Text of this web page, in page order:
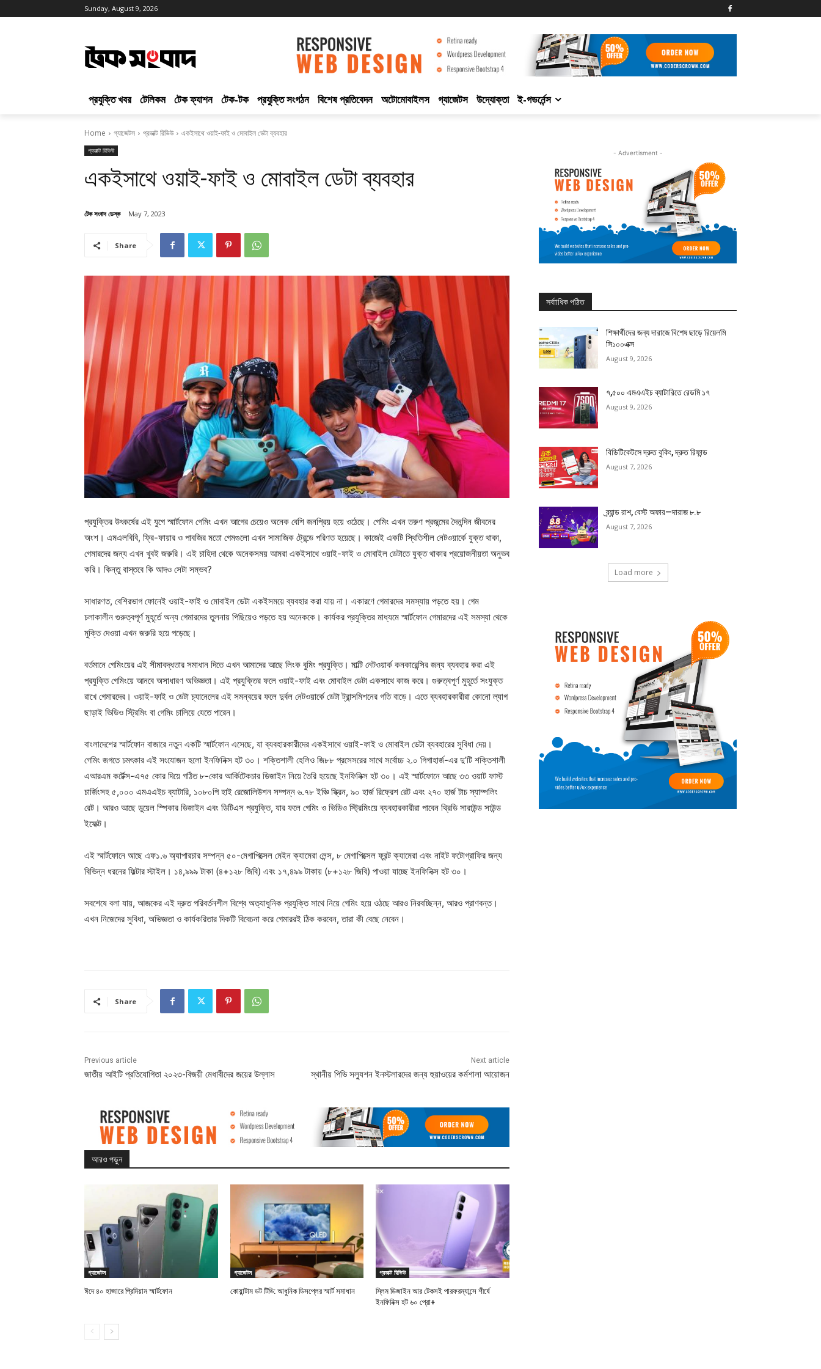
Sunday, August 9, 2026
প্রযুক্তি খবর টেলিকম টেক ফ্যাশন টেক-টক প্রযুক্তি সংগঠন বিশেষ প্রতিবেদন অটোমোবাইলস গ্যাজেটস উদ্যোক্তা ই-গভর্নেন্স
Home গ্যাজেটস প্রডাক্ট রিভিউ একইসাথে ওয়াই-ফাই ও মোবাইল ডেটা ব্যবহার
প্রডাক্ট রিভিউ
একইসাথে ওয়াই-ফাই ও মোবাইল ডেটা ব্যবহার
টেক সংবাদ ডেস্ক May 7, 2023
Share
প্রযুক্তির উৎকর্ষের এই যুগে স্মার্টফোন গেমিং এখন আগের চেয়েও অনেক বেশি জনপ্রিয় হয়ে ওঠেছে। গেমিং এখন তরুণ প্রজন্মের দৈনন্দিন জীবনের
অংশ। এমএলবিবি, ফ্রি-ফায়ার ও পাবজির মতো গেমগুলো এখন সামাজিক ট্রেন্ডে পরিণত হয়েছে। কাজেই একটি স্থিতিশীল নেটওয়ার্কে যুক্ত থাকা,
গেমারদের জন্য এখন খুবই জরুরি। এই চাহিদা থেকে অনেকসময় আমরা একইসাথে ওয়াই-ফাই ও মোবাইল ডেটাতে যুক্ত থাকার প্রয়োজনীয়তা অনুভব
করি। কিন্তু বাস্তবে কি আদও সেটা সম্ভব?
সাধারণত, বেশিরভাগ ফোনেই ওয়াই-ফাই ও মোবাইল ডেটা একইসময়ে ব্যবহার করা যায় না। একারণে গেমারদের সমস্যায় পড়তে হয়। গেম
চলাকালীন গুরুত্বপূর্ণ মুহূর্তে অন্য গেমারদের তুলনায় পিছিয়েও পড়তে হয় অনেককে। কার্যকর প্রযুক্তির মাধ্যমে স্মার্টফোন গেমারদের এই সমস্যা থেকে
মুক্তি দেওয়া এখন জরুরি হয়ে পড়েছে।
বর্তমানে গেমিংয়ের এই সীমাবদ্ধতার সমাধান দিতে এখন আমাদের আছে লিংক বুমিং প্রযুক্তি। মাল্টি নেটওয়ার্ক কনকারেন্সির জন্য ব্যবহার করা এই
প্রযুক্তি গেমিংয়ে আনবে অসাধারণ অভিজ্ঞতা। এই প্রযুক্তির ফলে ওয়াই-ফাই এবং মোবাইল ডেটা একসাথে কাজ করে। গুরুত্বপূর্ণ মুহূর্তে সংযুক্ত
রাখে গেমারদের। ওয়াই-ফাই ও ডেটা চ্যানেলের এই সমন্বয়ের ফলে দুর্বল নেটওয়ার্কে ডেটা ট্রান্সমিশনের গতি বাড়ে। এতে ব্যবহারকারীরা কোনো ল্যাগ
ছাড়াই ভিডিও স্ট্রিমিং বা গেমিং চালিয়ে যেতে পারেন।
বাংলাদেশের স্মার্টফোন বাজারে নতুন একটি স্মার্টফোন এসেছে, যা ব্যবহারকারীদের একইসাথে ওয়াই-ফাই ও মোবাইল ডেটা ব্যবহারের সুবিধা দেয়।
গেমিং জগতে চমৎকার এই সংযোজন হলো ইনফিনিক্স হট ৩০। শক্তিশালী হেলিও জি৮৮ প্রসেসরের সাথে সর্বোচ্চ ২.০ গিগাহার্জ-এর দু’টি শক্তিশালী
এআরএম কর্টেক্স-এ৭৫ কোর দিয়ে গঠিত ৮-কোর আর্কিটেকচার ডিজাইন নিয়ে তৈরি হয়েছে ইনফিনিক্স হট ৩০। এই স্মার্টফোনে আছে ৩৩ ওয়াট ফাস্ট
চার্জিংসহ ৫,০০০ এমএএইচ ব্যাটারি, ১০৮০পি হাই রেজোলিউশন সম্পন্ন ৬.৭৮ ইঞ্চি স্ক্রিন, ৯০ হার্জ রিফ্রেশ রেট এবং ২৭০ হার্জ টাচ স্যাম্পলিং
রেট। আরও আছে ডুয়েল স্পিকার ডিজাইন এবং ডিটিএস প্রযুক্তি, যার ফলে গেমিং ও ভিডিও স্ট্রিমিংয়ে ব্যবহারকারীরা পাবেন থ্রিডি সারাউন্ড সাউন্ড
ইফেক্ট।
এই স্মার্টফোনে আছে এফ১.৬ অ্যাপারচার সম্পন্ন ৫০-মেগাপিক্সেল মেইন ক্যামেরা লেন্স, ৮ মেগাপিক্সেল ফ্রন্ট ক্যামেরা এবং নাইট ফটোগ্রাফির জন্য
বিভিন্ন ধরনের ফিল্টার স্টাইল। ১৪,৯৯৯ টাকা (৪+১২৮ জিবি) এবং ১৭,৪৯৯ টাকায় (৮+১২৮ জিবি) পাওয়া যাচ্ছে ইনফিনিক্স হট ৩০।
সবশেষে বলা যায়, আজকের এই দ্রুত পরিবর্তনশীল বিশ্বে অত্যাধুনিক প্রযুক্তি সাথে নিয়ে গেমিং হয়ে ওঠছে আরও নিরবচ্ছিন্ন, আরও প্রাণবন্ত।
এখন নিজেদের সুবিধা, অভিজ্ঞতা ও কার্যকরিতার দিকটি বিবেচনা করে গেমাররই ঠিক করবেন, তারা কী বেছে নেবেন।
Share
Previous article
জাতীয় আইটি প্রতিযোগিতা ২০২৩-বিজয়ী মেধাবীদের জয়ের উল্লাস
Next article
স্থানীয় পিভি সল্যুশন ইনস্টলারদের জন্য হুয়াওয়ের কর্মশালা আয়োজন
আরও পড়ুন
গ্যাজেটস
ঈদে ৪০ হাজারে প্রিমিয়াম স্মার্টফোন
গ্যাজেটস
কোয়ান্টাম ডট টিভি: আধুনিক ডিসপ্লের স্মার্ট সমাধান
প্রডাক্ট রিভিউ
স্লিম ডিজাইন আর টেকসই পারফরম্যান্সে শীর্ষে
ইনফিনিক্স হট ৬০ প্রো+
- Advertisment -
সর্বাাধিক পঠিত
শিক্ষার্থীদের জন্য দারাজে বিশেষ ছাড়ে রিয়েলমি
সি১০০এক্স
August 9, 2026
৭,৫০০ এমএএইচ ব্যাটারিতে রেডমি ১৭
August 9, 2026
বিডিটিকেটসে দ্রুত বুকিং, দ্রুত রিফান্ড
August 7, 2026
ব্র্যান্ড রাশ, বেস্ট অফার—দারাজ ৮.৮
August 7, 2026
Load more